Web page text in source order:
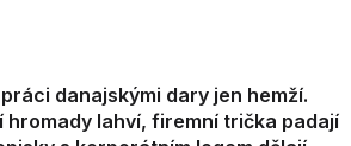
danajskými dary jen hemží.
hromady lahví, firemní trička padají